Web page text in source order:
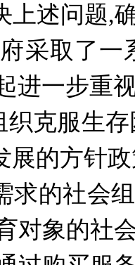
述问题,
采取了一
进一步重
克服生
展的方针
求的社会
对象的社